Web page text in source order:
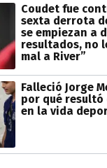
Coudet fue
sexta derrota
se empiezan a
resultados, no
mal a River”
Falleció Jorge
por qué
en la vida